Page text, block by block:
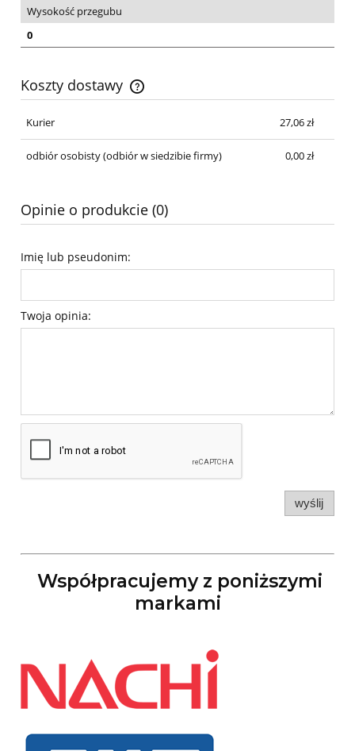
Wysokość przegubu
0
Koszty dostawy
Cena nie zawiera ewentualnych kosztów płatności
Kurier
27,06 zł
odbiór osobisty(odbiór w siedzibie firmy) 0,00 zł
Opinie o produkcie (0)
Imię lub pseudonim:
Twoja opinia:
wyślij
Współpracujemy z poniższymi
markami